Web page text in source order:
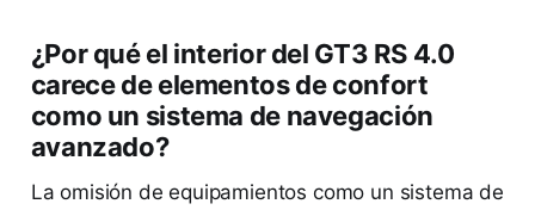
¿Por qué el interior del GT3 RS 4.0
carece de elementos de confort
como un sistema de navegación
avanzado?
La omisión de equipamientos como un sistema de